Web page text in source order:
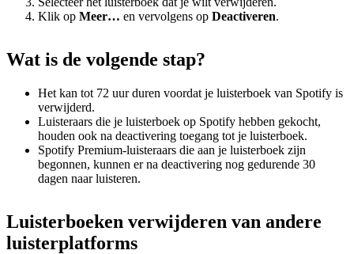
Klik op Meer… en vervolgens op Deactiveren.
Wat is de volgende stap?
Het kan tot 72 uur duren voordat je luisterboek van Spotify is
verwijderd.
Luisteraars die je luisterboek op Spotify hebben gekocht,
houden ook na deactivering toegang tot je luisterboek.
Spotify Premium-luisteraars die aan je luisterboek zijn
begonnen, kunnen er na deactivering nog gedurende 30
dagen naar luisteren.
Luisterboeken verwijderen van andere
luisterplatforms